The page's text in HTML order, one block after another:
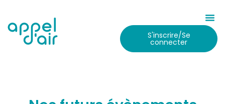
S'inscrire/Se
connecter